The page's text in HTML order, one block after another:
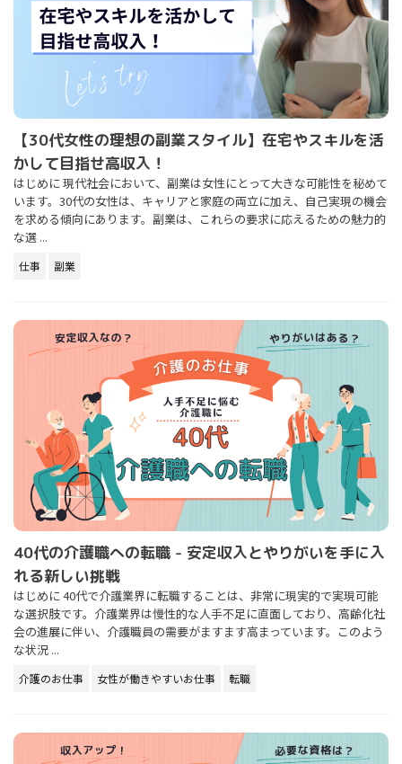
【30代女性の理想の副業スタイル】在宅やスキルを活
かして目指せ高収入！
はじめに 現代社会において、副業は女性にとって大きな可能性を秘めて
います。30代の女性は、キャリアと家庭の両立に加え、自己実現の機会
を求める傾向にあります。副業は、これらの要求に応えるための魅力的
な選 ...
仕事 副業
40代の介護職への転職 - 安定収入とやりがいを手に入
れる新しい挑戦
はじめに 40代で介護業界に転職することは、非常に現実的で実現可能
な選択肢です。介護業界は慢性的な人手不足に直面しており、高齢化社
会の進展に伴い、介護職員の需要がますます高まっています。このよう
な状況 ...
介護のお仕事 女性が働きやすいお仕事 転職